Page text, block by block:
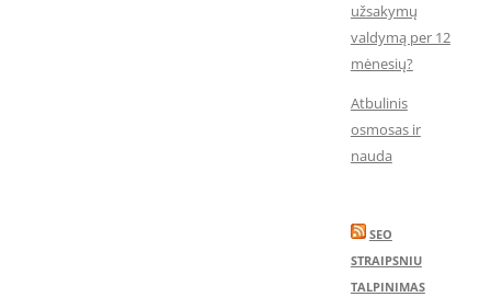
užsakymų
valdymą per 12
mėnesių?
Atbulinis
osmosas ir
nauda
SEO
STRAIPSNIU
TALPINIMAS